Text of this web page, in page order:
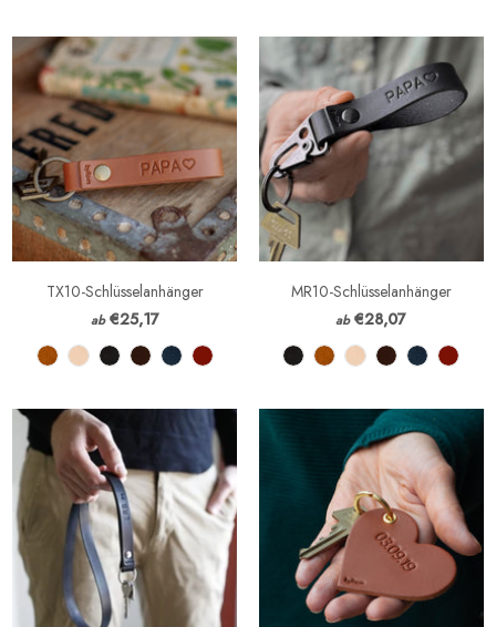
TX10-Schlüsselanhänger
ab €25,17
MR10-Schlüsselanhänger
ab €28,07